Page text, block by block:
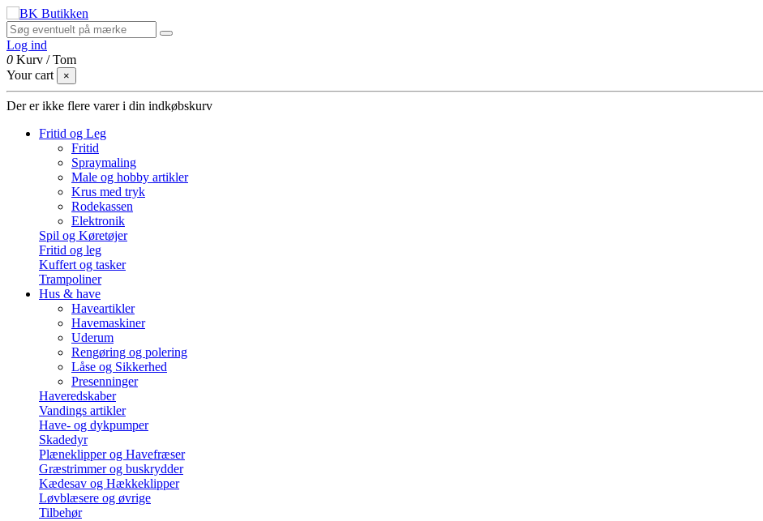
Log ind
0 Kurv /Tom
Your cart
×
Der er ikke flere varer i din indkøbskurv
Fritid og Leg
Fritid
Spraymaling
Male og hobby artikler
Krus med tryk
Rodekassen
Elektronik
Spil og Køretøjer
Fritid og leg
Kuffert og tasker
Trampoliner
Hus & have
Haveartikler
Havemaskiner
Uderum
Rengøring og polering
Låse og Sikkerhed
Presenninger
Haveredskaber
Vandings artikler
Have- og dykpumper
Skadedyr
Plæneklipper og Havefræser
Græstrimmer og buskrydder
Kædesav og Hækkeklipper
Løvblæsere og øvrige
Tilbehør